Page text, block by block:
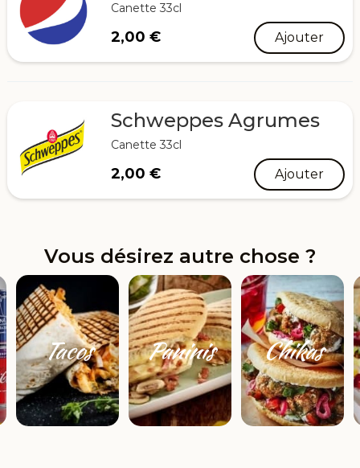
Canette 33cl
2,00 € Ajouter
Schweppes Agrumes
Canette 33cl
2,00 € Ajouter
Vous désirez autre chose ?
Tacos Paninis Chikas